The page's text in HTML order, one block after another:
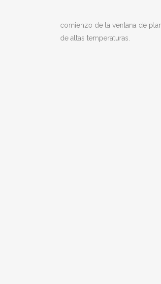
comienzo de la ventana de
de altas temperaturas.